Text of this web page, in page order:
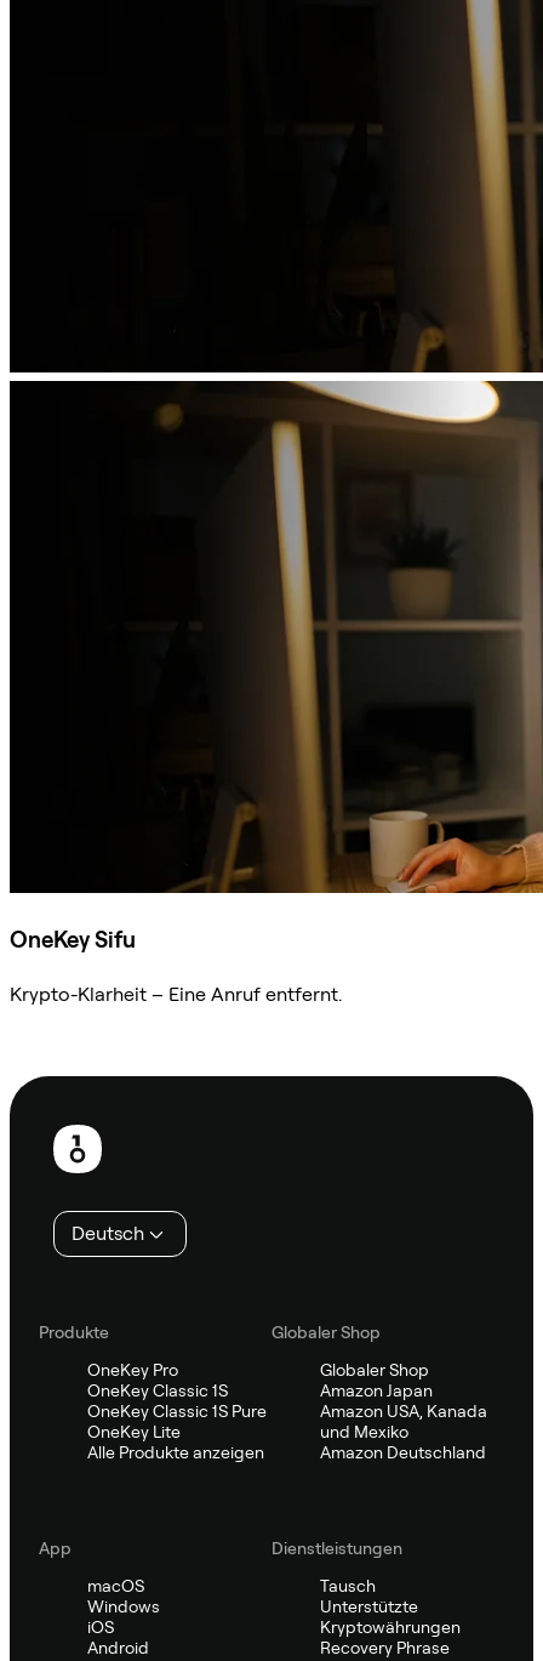
OneKey Sifu
Krypto-Klarheit – Eine Anruf entfernt.
Fußzeile
Deutsch
Produkte
OneKey Pro
OneKey Classic 1S
OneKey Classic 1S Pure
OneKey Lite
Alle Produkte anzeigen
Globaler Shop
Globaler Shop
Amazon Japan
Amazon USA, Kanada
und Mexiko
Amazon Deutschland
App
macOS
Windows
iOS
Android
Dienstleistungen
Tausch
Unterstützte
Kryptowährungen
Recovery Phrase